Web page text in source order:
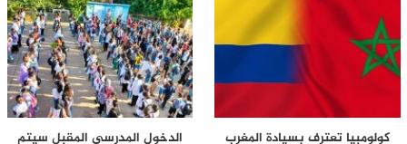
كولومبيا تعترف بسيادة المغرب الدخول المدرسي المقبل سیتم